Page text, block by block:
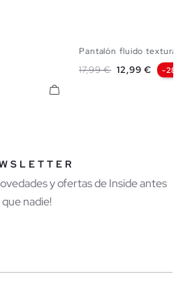
Pantalón fluido
Precio base
17,99 € Precio
12,99 € -
y ofertas de Inside antes
que nadie!